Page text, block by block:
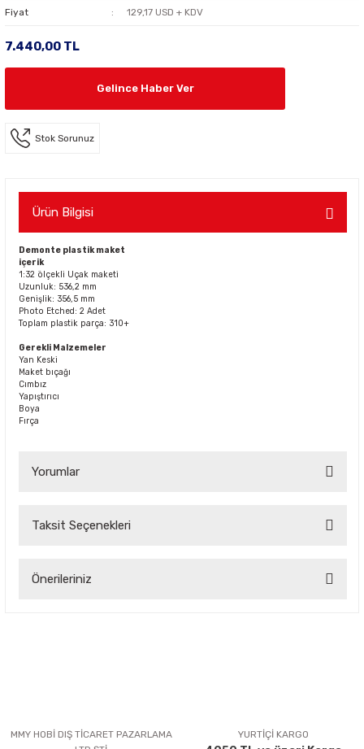
Fiyat 129,17 USD + KDV
7.440,00 TL
Gelince Haber Ver
Stok Sorunuz
Ürün Bilgisi
Demonte plastik maket
içerik
1:32 ölçekli Uçak maketi
Uzunluk: 536,2 mm
Genişlik: 356,5 mm
Photo Etched: 2 Adet
Toplam plastik parça: 310+
Gerekli Malzemeler
Yan Keski
Maket bıçağı
Cımbız
Yapıştırıcı
Boya
Fırça
Yorumlar
Taksit Seçenekleri
Önerileriniz
Ürün açıklamasında eksik bilgiler bulunuyor.
MMY HOBİ DIŞ TİCARET PAZARLAMA
YURTİÇİ KARGO